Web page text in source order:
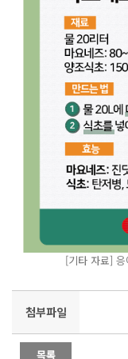
[기타 자료]
첨부파일